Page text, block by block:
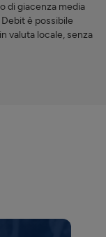
di giacenza media
è possibile
valuta locale, senza